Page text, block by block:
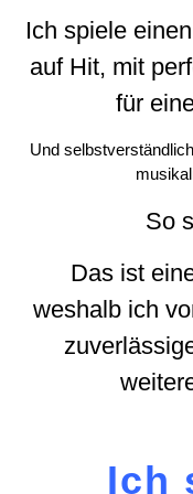
Ich spiele
auf Hit, mit
für
Und
So
Das ist
weshalb ich
Ich